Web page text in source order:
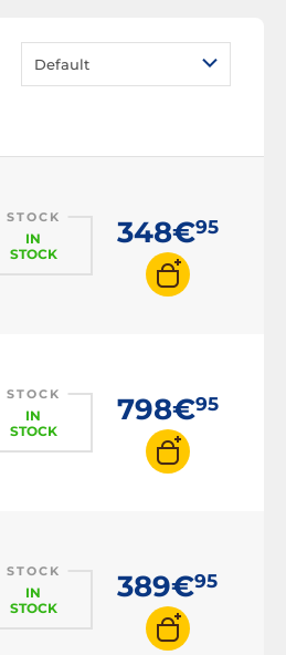
TV OLED
TV Android
TV Ambilight
Default
STOCK
IN
STOCK
348€95
STOCK
IN
STOCK
798€95
STOCK
IN
STOCK
389€95